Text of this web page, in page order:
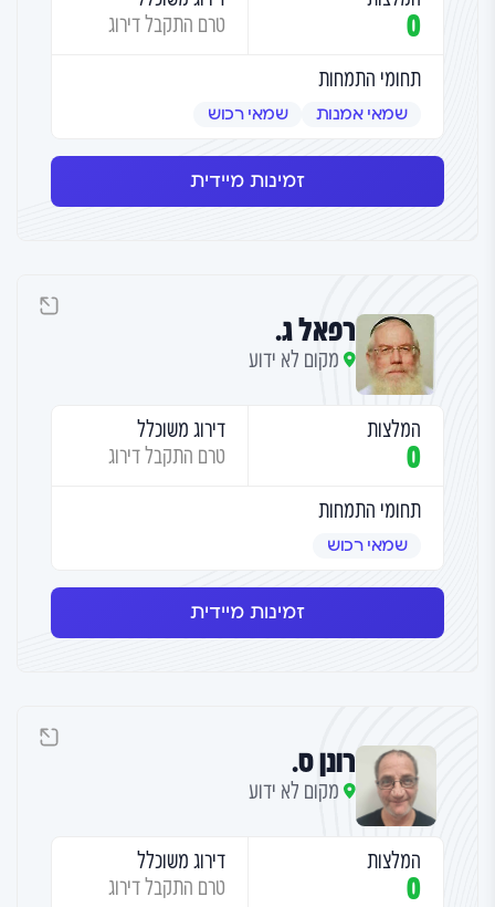
0
טרם התקבל דירוג
תחומי התמחות
שמאי אמנות שמאי רכוש
זמינות מיידית
רפאל ג.
מקום לא ידוע
המלצות
0
דירוג משוכלל
טרם התקבל דירוג
תחומי התמחות
שמאי רכוש
זמינות מיידית
רונן ס.
מקום לא ידוע
המלצות
0
דירוג משוכלל
טרם התקבל דירוג